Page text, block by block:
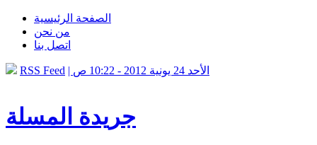
الصفحة الرئيسية
من نحن
اتصل بنا
RSS Feed | الأحد 24 يونية 2012 - 10:22 ص
جريدة المسلة